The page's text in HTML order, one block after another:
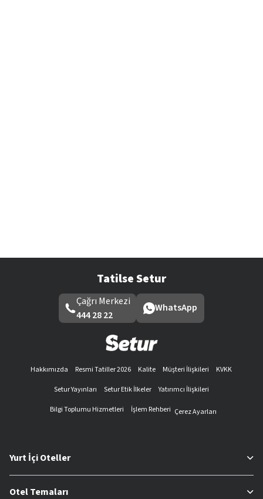
Tatilse Setur
Çağrı Merkezi
444 28 22
WhatsApp
Hakkımızda Resmi Tatiller 2026 Kalite Müşteri İlişkileri
KVKK
Setur Yayınları
Setur Etik İlkeler
Yatırımcı İlişkileri
Bilgi Toplumu Hizmetleri
İşlem Rehberi Çerez Ayarları
Yurt İçi Oteller
Otel Temaları